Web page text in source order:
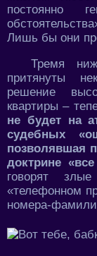
постоянно
Лишь бы они
Тремя
притянуты
решение
квартиры –
не будет на
судебных
позволявшая
доктрине
говорят
«телефонном
номера-